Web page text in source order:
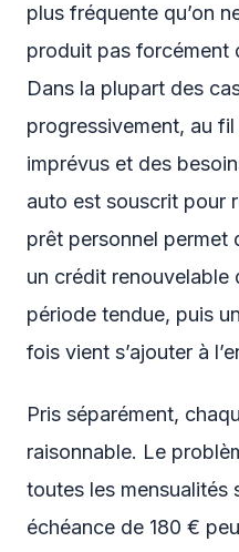
plus fréquente qu’on
produit pas forcément
Dans la plupart des
progressivement, au
imprévus et des
auto est souscrit pour
prêt personnel permet
un crédit renouvelable
période tendue, puis
fois vient s’ajouter à
Pris séparément,
raisonnable. Le
toutes les mensualités
échéance de 180 €